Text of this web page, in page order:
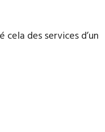
des services d’un